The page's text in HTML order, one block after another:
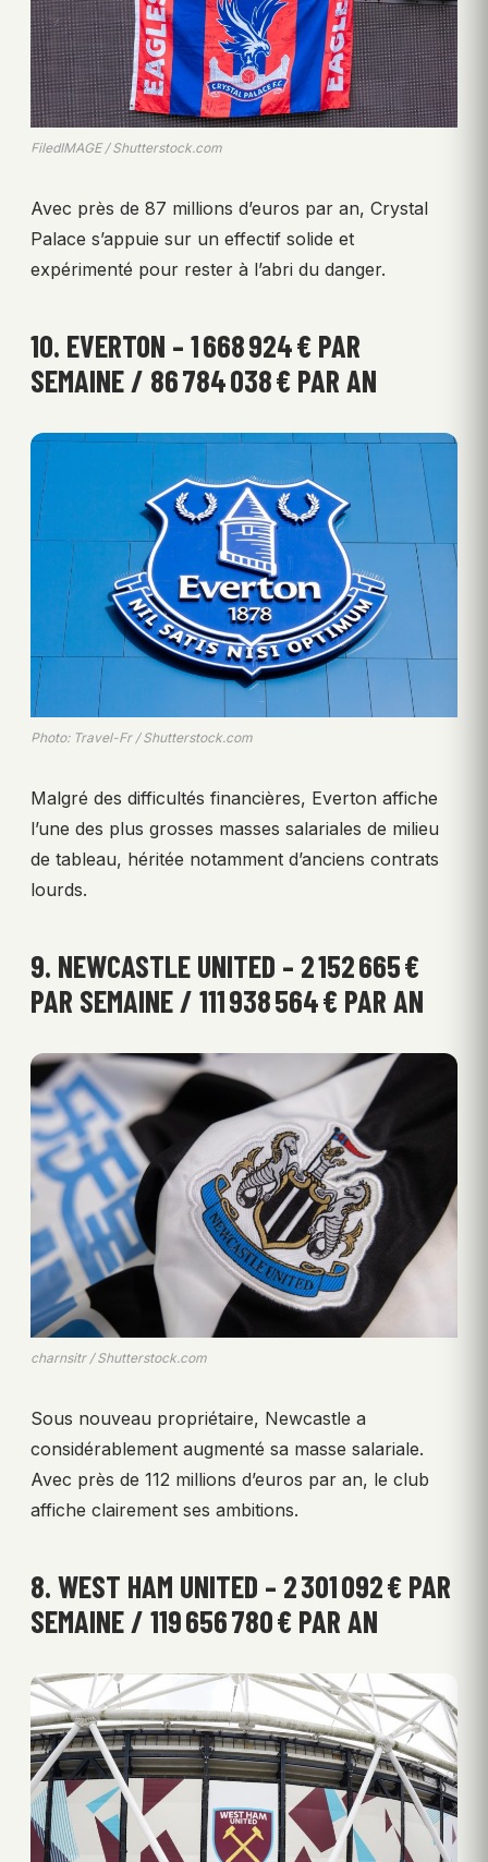
FiledIMAGE / Shutterstock.com
Avec près de 87 millions d’euros par an, Crystal
Palace s’appuie sur un effectif solide et
expérimenté pour rester à l’abri du danger.
10. EVERTON – 1 668 924 € PAR
SEMAINE / 86 784 038 € PAR AN
Photo: Travel-Fr / Shutterstock.com
Malgré des difficultés financières, Everton affiche
l’une des plus grosses masses salariales de milieu
de tableau, héritée notamment d’anciens contrats
lourds.
9. NEWCASTLE UNITED – 2 152 665 €
PAR SEMAINE / 111 938 564 € PAR AN
charnsitr / Shutterstock.com
Sous nouveau propriétaire, Newcastle a
considérablement augmenté sa masse salariale.
Avec près de 112 millions d’euros par an, le club
affiche clairement ses ambitions.
8. WEST HAM UNITED – 2 301 092 € PAR
SEMAINE / 119 656 780 € PAR AN